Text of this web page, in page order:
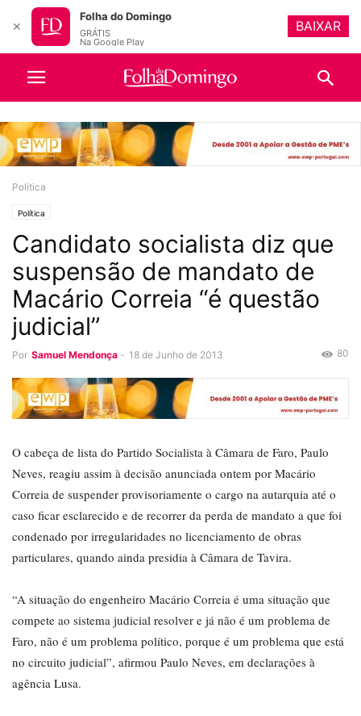
Política
Política
Candidato socialista diz que
suspensão de mandato de
Macário Correia “é questão
judicial”
Por Samuel Mendonça - 18 de Junho de 2013 80
O cabeça de lista do Partido Socialista à Câmara de Faro, Paulo
Neves, reagiu assim à decisão anunciada ontem por Macário
Correia de suspender provisoriamente o cargo na autarquia até o
caso ficar esclarecido e de recorrer da perda de mandato a que foi
condenado por irregularidades no licenciamento de obras
particulares, quando ainda presidia à Câmara de Tavira.
“A situação do engenheiro Macário Correia é uma situação que
compete ao sistema judicial resolver e já não é um problema de
Faro, não é um problema político, porque é um problema que está
no circuito judicial”, afirmou Paulo Neves, em declarações à
agência Lusa.
✕
Folha do Domingo
GRÁTIS
Na Google Play
BAIXAR